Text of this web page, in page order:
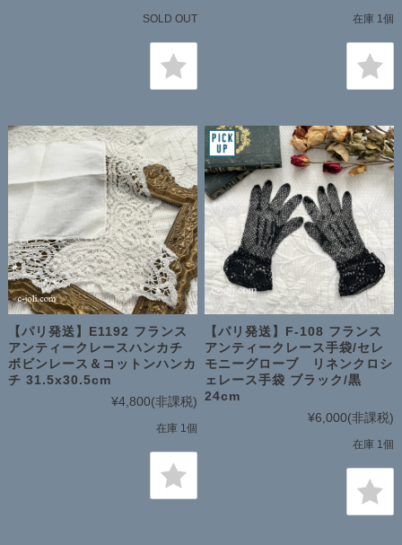
SOLD OUT 在庫 1個
【パリ発送】E1192 フランス
アンティークレースハンカチ
ボビンレース＆コットンハンカ
チ 31.5x30.5cm
¥4,800(非課税)
在庫 1個
【パリ発送】F-108 フランス
アンティークレース手袋/セレ
モニーグローブ リネンクロシ
ェレース手袋 ブラック/黒
24cm
¥6,000(非課税)
在庫 1個